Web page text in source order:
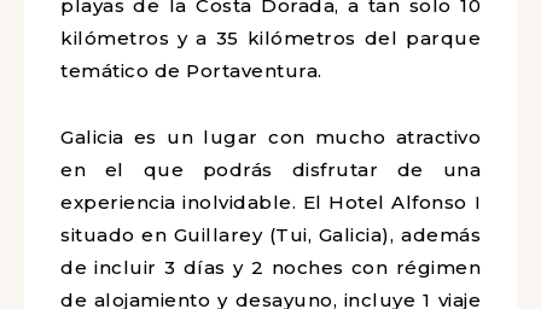
playas de la Costa Dorada, a tan solo 10
kilómetros y a 35 kilómetros del parque
temático de Portaventura.
Galicia es un lugar con mucho atractivo
en el que podrás disfrutar de una
experiencia inolvidable. El Hotel Alfonso I
situado en Guillarey (Tui, Galicia), además
de incluir 3 días y 2 noches con régimen
de alojamiento y desayuno, incluye 1 viaje